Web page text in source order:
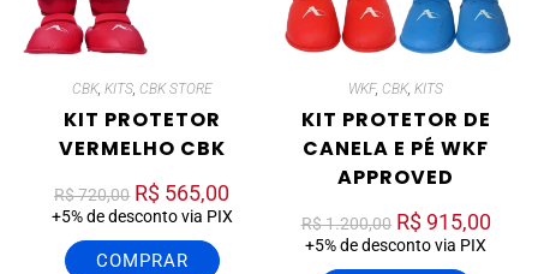
CBK, KITS, CBK STORE
KIT PROTETOR
VERMELHO CBK
R$720,00 R$ 565,00
+5% de desconto via PIX
COMPRAR
WKF, CBK,KITS
KIT PROTETOR DE
CANELA E PÉ WKF
APPROVED
R$1.200,00 R$915,00
+5% de desconto via PIX